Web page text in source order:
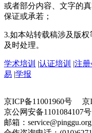
或者部分内容、文字的
保证或承若；
3.如本站转载稿涉及版
及时处理。
学术培训 |认证培训 |注
易 |学报
京ICP备11001960号 京
京公网安备1101084107
邮箱：service@pinggu.org